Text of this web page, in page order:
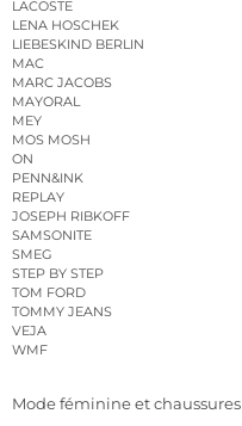
LACOSTE
LENA HOSCHEK
LIEBESKIND BERLIN
MAC
MARC JACOBS
MAYORAL
MEY
MOS MOSH
ON
PENN&INK
REPLAY
JOSEPH RIBKOFF
SAMSONITE
SMEG
STEP BY STEP
TOM FORD
TOMMY JEANS
VEJA
WMF
Mode féminine et chaussures